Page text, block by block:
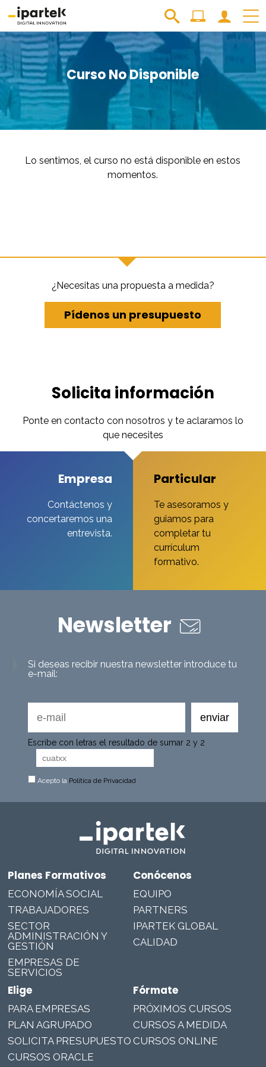
Curso No Disponible
Lo sentimos, el curso no está disponible en estos
momentos.
¿Necesitas una propuesta a medida?
Pídenos un presupuesto
Solicita información
Ponte en contacto con nosotros y te aclaramos lo
que necesites
Empresa
Contáctenos y
concertaremos una
entrevista.
Particular
Te asesoramos y
guiamos para
completar tu
currículum
formativo.
Newsletter
Si deseas recibir nuestra newsletter introduce tu
e-mail:
Escribe con letras el resultado de sumar 2 y 2
Acepto la Política de Privacidad
Elige
PARA EMPRESAS
PLAN AGRUPADO
SOLICITA PRESUPUESTO
CURSOS ORACLE
Fórmate
PRÓXIMOS CURSOS
CURSOS A MEDIDA
CURSOS ONLINE
Planes Formativos
ECONOMÍA SOCIAL
TRABAJADORES
SECTOR
ADMINISTRACIÓN Y
GESTIÓN
EMPRESAS DE
SERVICIOS
Conócenos
EQUIPO
PARTNERS
IPARTEK GLOBAL
CALIDAD